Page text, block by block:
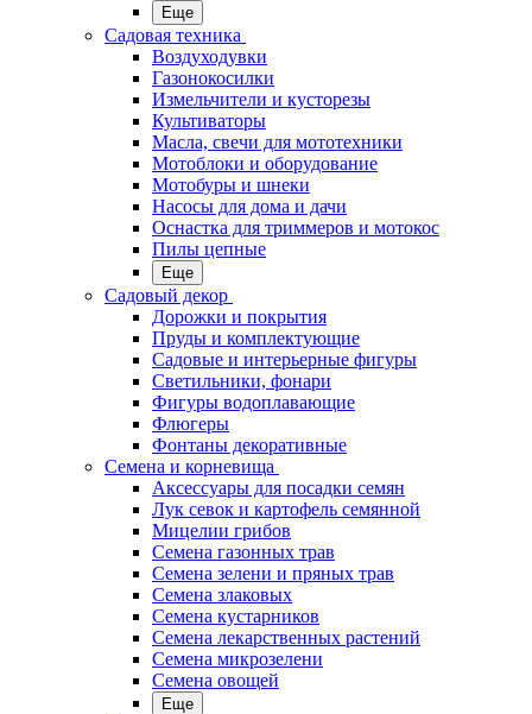
Еще
Садовая техника
Воздуходувки
Газонокосилки
Измельчители и кусторезы
Культиваторы
Масла, свечи для мототехники
Мотоблоки и оборудование
Мотобуры и шнеки
Насосы для дома и дачи
Оснастка для триммеров и мотокос
Пилы цепные
Еще
Садовый декор
Дорожки и покрытия
Пруды и комплектующие
Садовые и интерьерные фигуры
Светильники, фонари
Фигуры водоплавающие
Флюгеры
Фонтаны декоративные
Семена и корневища
Аксессуары для посадки семян
Лук севок и картофель семянной
Мицелии грибов
Семена газонных трав
Семена зелени и пряных трав
Семена злаковых
Семена кустарников
Семена лекарственных растений
Семена микрозелени
Семена овощей
Еще